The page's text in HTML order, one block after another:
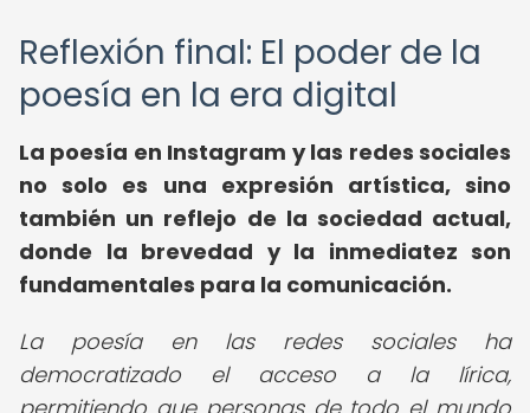
Reflexión final: El poder de la
poesía en la era digital
La poesía en Instagram y las redes sociales
no solo es una expresión artística, sino
también un reflejo de la sociedad actual,
donde la brevedad y la inmediatez son
fundamentales para la comunicación.
La poesía en las redes sociales ha
democratizado el acceso a la lírica,